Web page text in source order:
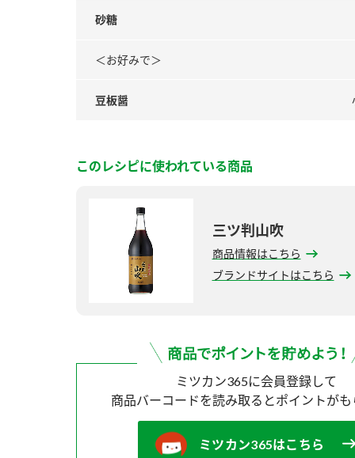
砂糖
＜お好みで＞
豆板醤
このレシピに使われている商品
三ツ判山吹
商品情報はこちら
ブランドサイトはこちら
ミツカン365に会員登録して
商品バーコードを読み取ると ポイントが
ミツカン365はこちら